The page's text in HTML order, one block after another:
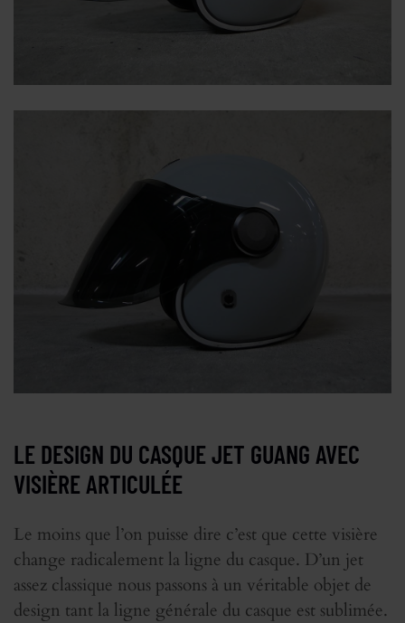
LE DESIGN DU CASQUE JET GUANG AVEC
VISIÈRE ARTICULÉE
Le moins que l’on puisse dire c’est que cette visière
change radicalement la ligne du casque. D’un jet
assez classique nous passons à un véritable objet de
design tant la ligne générale du casque est sublimée.